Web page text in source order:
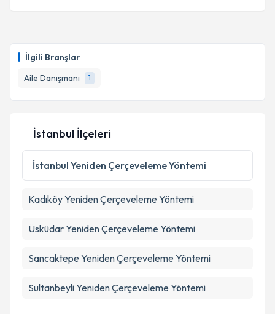
İlgili Branşlar
Aile Danışmanı
1
İstanbul İlçeleri
İstanbul Yeniden Çerçeveleme Yöntemi
KadıköyYeniden Çerçeveleme Yöntemi
ÜsküdarYeniden Çerçeveleme Yöntemi
Sancaktepe Yeniden Çerçeveleme Yöntemi
SultanbeyliYeniden Çerçeveleme Yöntemi